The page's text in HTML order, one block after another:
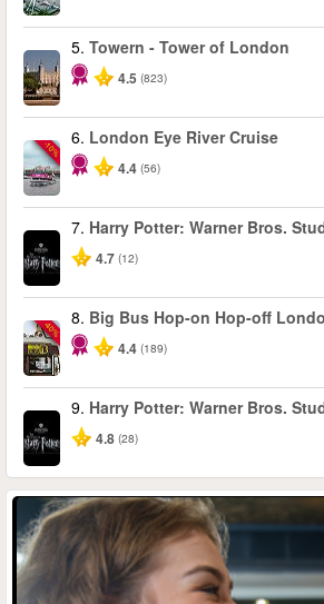
5. Towern - Tower of London
4.5 (823)
-10%
6. London Eye River Cruise
4.4 (56)
7. Harry Potter: Warner Bros.
4.7 (12)
-40%
8. Big Bus Hop-on Hop-off
4.4 (189)
9. Harry Potter: Warner Bros.
4.8 (28)